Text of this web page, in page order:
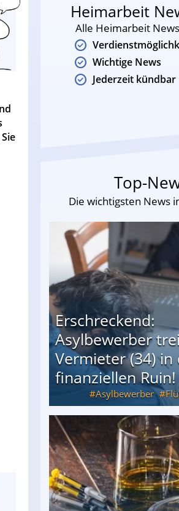
Heimarbeit
Alle Heimarbeit
Wichtige News
Jederzeit kündbar
Top-
Die wichtigsten News
Erschreckend:
Asylbewerber
Vermieter (34) in
finanziellen Ruin!
Asylbewerber
Vermieter (34) in den finanziellen